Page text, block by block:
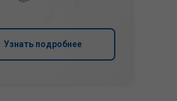
Узнать подробнее